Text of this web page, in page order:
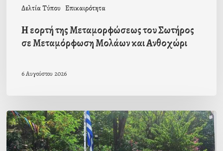
Δελτία Τύπου Επικαιρότητα
Η εορτή της Μεταμορφώσεως του Σωτήρος
σε Μεταμόρφωση Μολάων και Ανθοχώρι
6 Αυγούστου 2026
Με
την